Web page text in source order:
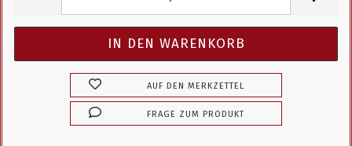
AUF DEN MERKZETTEL
FRAGE ZUM PRODUKT